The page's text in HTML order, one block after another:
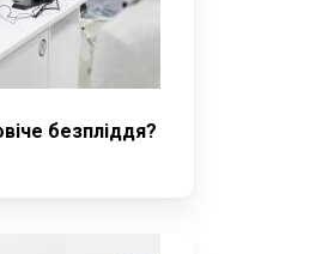
безпліддя?